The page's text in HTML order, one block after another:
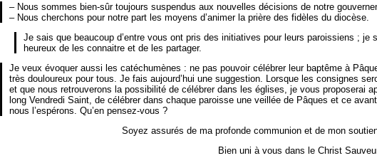
– Nous sommes bien-sûr toujours suspendus aux nouvelles décisions de notre
– Nous cherchons pour notre part les moyens d’animer la prière des fidèles du diocèse.
Je sais que beaucoup d’entre vous ont pris des initiatives pour leurs paroissiens ; je
heureux de les connaitre et de les partager.
Je veux évoquer aussi les catéchumènes : ne pas pouvoir célébrer leur baptême à
très douloureux pour tous. Je fais aujourd’hui une suggestion. Lorsque les consignes
et que nous retrouverons la possibilité de célébrer dans les églises, je vous proposerai
long Vendredi Saint, de célébrer dans chaque paroisse une veillée de Pâques et ce avant
nous l’espérons. Qu’en pensez-vous ?
Soyez assurés de ma profonde communion et de mon
Bien uni à vous dans le Christ